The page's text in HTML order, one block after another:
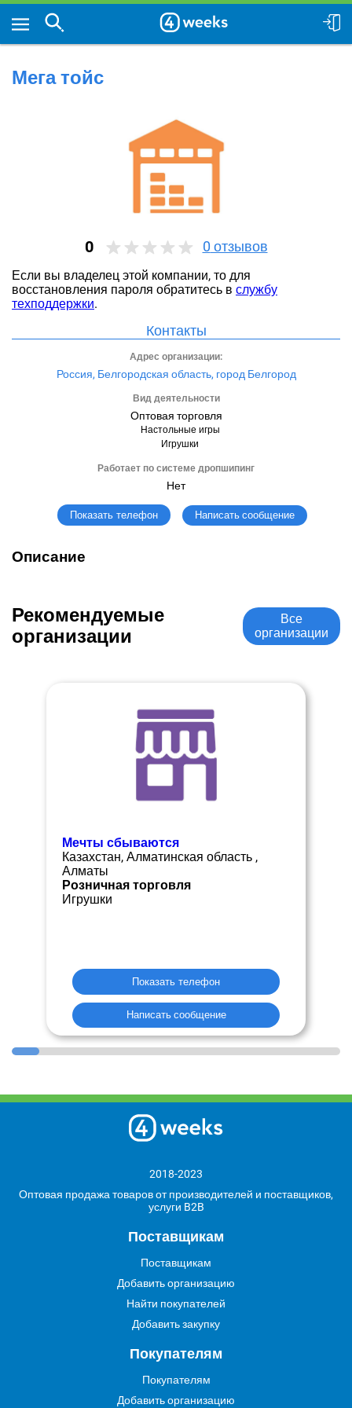
Мега тойс
0 0 отзывов
Если вы владелец этой компании, то для
восстановления пароля обратитесь в службу
техподдержки.
Контакты
Адрес организации:
Россия, Белгородская область, город Белгород
Вид деятельности
Оптовая торговля
Настольные игры
Игрушки
Работает по системе дропшипинг
Нет
Показать телефон Написать сообщение
Описание
Рекомендуемые
организации
Все
организации
Мечты сбываются
Казахстан, Алматинская область ,
Алматы
Розничная торговля
Игрушки
Показать телефон
Написать сообщение
2018-2023
Оптовая продажа товаров от производителей и поставщиков,
услуги B2B
Поставщикам
Поставщикам
Добавить организацию
Найти покупателей
Добавить закупку
Покупателям
Покупателям
Добавить организацию